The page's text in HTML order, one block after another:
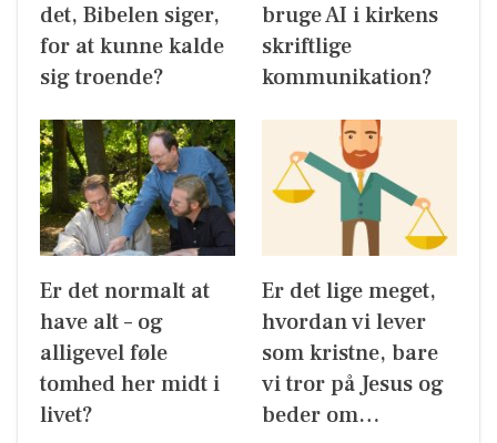
det, Bibelen siger,
for at kunne kalde
sig troende?
bruge AI i kirkens
skriftlige
kommunikation?
Er det normalt at
have alt – og
alligevel føle
tomhed her midt i
livet?
Er det lige meget,
hvordan vi lever
som kristne, bare
vi tror på Jesus og
beder om…